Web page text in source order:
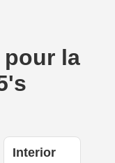
la
Interior